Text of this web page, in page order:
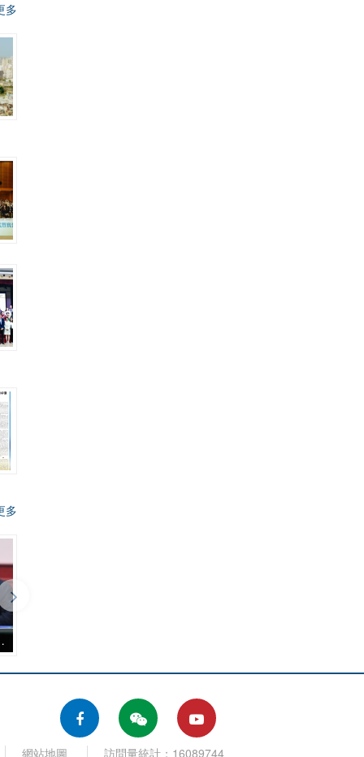
多
多
座談會
網站地圖 訪問量統計：16089744